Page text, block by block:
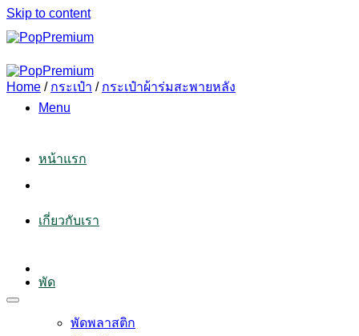
Skip to content
Menu
หน้าแรก
เกี่ยวกับเรา
พัด
พัดพลาสติก
Home / กระเป๋า / กระเป๋าผ้าร่มสะพายหลัง